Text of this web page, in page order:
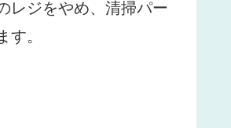
レジをやめ、清掃パー
。